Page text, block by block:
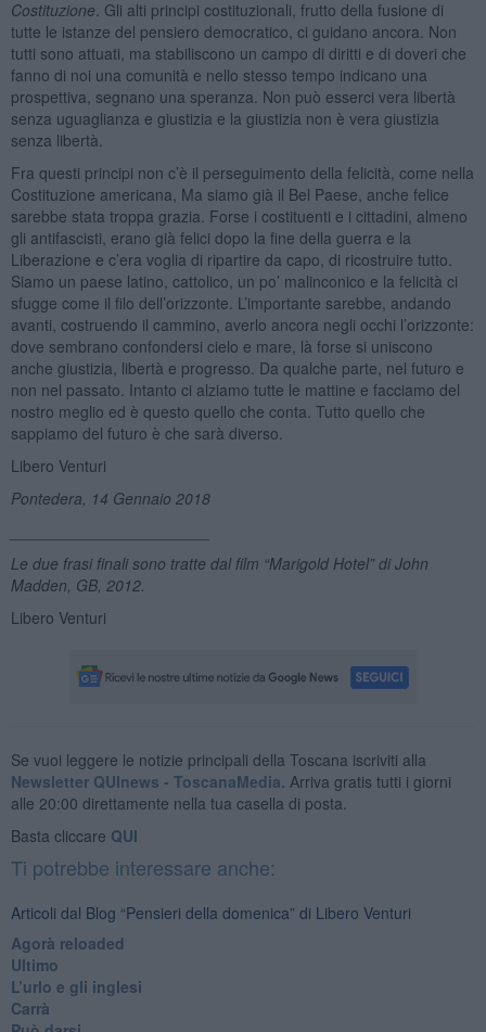
Costituzione . Gli alti principi costituzionali, frutto della fusione di
tutte le istanze del pensiero democratico, ci guidano ancora. Non
tutti sono attuati, ma stabiliscono un campo di diritti e di doveri che
fanno di noi una comunità e nello stesso tempo indicano una
prospettiva, segnano una speranza. Non può esserci vera libertà
senza uguaglianza e giustizia e la giustizia non è vera giustizia
senza libertà.
Fra questi principi non c’è il perseguimento della felicità, come nella
Costituzione americana, Ma siamo già il Bel Paese, anche felice
sarebbe stata troppa grazia. Forse i costituenti e i cittadini, almeno
gli antifascisti, erano già felici dopo la fine della guerra e la
Liberazione e c’era voglia di ripartire da capo, di ricostruire tutto.
Siamo un paese latino, cattolico, un po’ malinconico e la felicità ci
sfugge come il filo dell’orizzonte. L’importante sarebbe, andando
avanti, costruendo il cammino, averlo ancora negli occhi l’orizzonte:
dove sembrano confondersi cielo e mare, là forse si uniscono
anche giustizia, libertà e progresso. Da qualche parte, nel futuro e
non nel passato. Intanto ci alziamo tutte le mattine e facciamo del
nostro meglio ed è questo quello che conta. Tutto quello che
sappiamo del futuro è che sarà diverso.
Libero Venturi
Pontedera, 14 Gennaio 2018
Le due frasi finali sono tratte dal film “Marigold Hotel” diJohn
Madden , GB, 2012.
Libero Venturi
Se vuoi leggere le notizie principali della Toscana iscriviti alla
Newsletter QUInews - ToscanaMedia. Arriva gratis tutti i giorni
alle 20:00 direttamente nella tua casella di posta.
Basta cliccare QUI
Ti potrebbe interessare anche:
Articoli dal Blog “Pensieri della domenica” di Libero Venturi
​Agorà reloaded
Ultimo
​L’urlo e gli inglesi
Carrà